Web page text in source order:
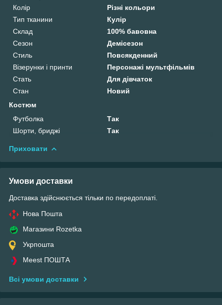
Колір
Різні кольори
Тип тканини
Кулір
Склад
100% бавовна
Сезон
Демісезон
Стиль
Повсякденний
Візерунки і принти
Персонажі мультфільмів
Стать
Для дівчаток
Стан
Новий
Костюм
Футболка
Так
Шорти, бриджі
Так
Приховати
Умови доставки
Доставка здійснюється тільки по передоплаті.
Нова Пошта
Магазини Rozetka
Укрпошта
Meest ПОШТА
Всі умови доставки